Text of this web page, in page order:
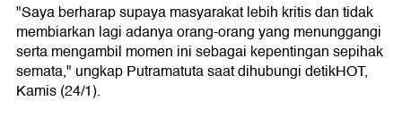
"Saya berharap supaya masyarakat lebih kritis dan tidak
membiarkan lagi adanya orang-orang yang menunggangi
serta mengambil momen ini sebagai kepentingan sepihak
semata," ungkap Putramatuta saat dihubungi detikHOT,
Kamis (24/1).